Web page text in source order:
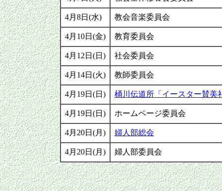
4月8日(水) 教会音楽委員会
4月10日(金) 教育委員会
4月12日(日) 社会委員会
4月14日(火) 教師委員会
4月19日(日) 桶川伝道所「イースター賛美
4月19日(日) ホームページ委員会
4月20日(月) 婦人部総会
4月20日(月) 婦人部委員会